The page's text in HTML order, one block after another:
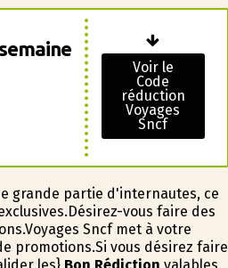
Voir le
Code
réduction
Voyages
Sncf
grande partie d'internautes, ce
vous faire des
Sncf met à votre
promotions.Si vous désirez faire